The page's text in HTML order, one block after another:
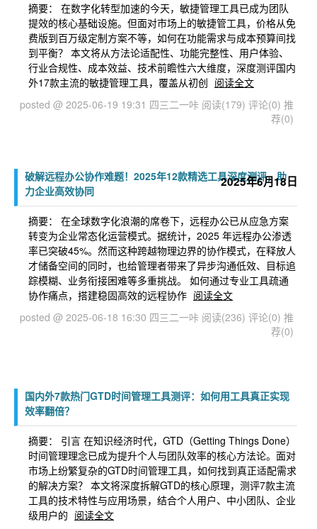
摘要： 在数字化转型加速的今天，敏捷管理工具已成为团队
提效的核心基础设施。但面对市场上的敏捷管工具，价格从免
费版到百万级定制方案不等，如何在功能需求与成本预算间找
到平衡？ 本文将从方法论适配性、功能完整性、用户体验、
行业合规性、成本效益、技术前瞻性六大维度，深度测评国内
外17款主流的敏捷管理工具，覆盖从初创 阅读全文
posted @ 2025-06-19 19:31 四三二一咔 阅读(179) 评论(0) 推
荐(0)
2025年6月18日
破解远程办公协作难题！2025年12款精选工具深度测评，助
力企业高效协同
摘要： 在全球数字化浪潮的席卷下，远程办公已从应急方案
转变为企业常态化运营模式。据统计，2025 年远程办公渗透
率已突破45%。然而这种跨越物理边界的协作模式，在释放人
才储备空间的同时，也给管理者带来了异步沟通低效、目标追
踪模糊、业务衔接困难等多重挑战。 如何通过专业工具疏通
协作痛点，搭建稳固高效的远程协作 阅读全文
posted @ 2025-06-18 16:30 四三二一咔 阅读(236) 评论(0) 推
荐(0)
国内外7款热门GTD时间管理工具测评：如何用工具真正实现
效率翻倍？
摘要： 引言 在知识经济时代，GTD（Getting Things Done）
时间管理理念已成为提升个人与团队效率的核心方法论。面对
市场上纷繁复杂的GTD时间管理工具，如何找到真正适配需求
的解决方案？ 本文将深度拆解GTD的核心原理，测评7款主流
工具的技术特性与应用场景，结合个人用户、中小团队、企业
级用户的 阅读全文